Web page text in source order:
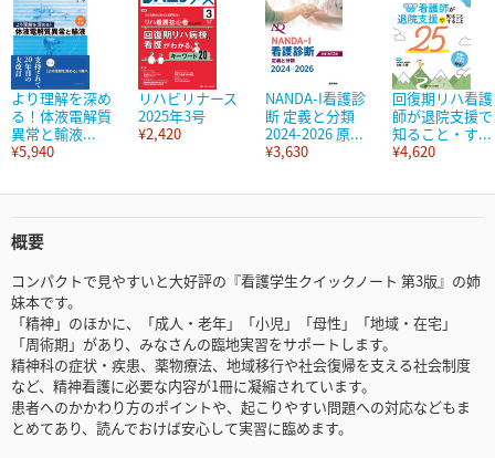
より理解を深め
る！体液電解質
異常と輸液...
¥5,940
リハビリナース
2025年3号
¥2,420
NANDA-I看護診
断 定義と分類
2024-2026 原...
¥3,630
回復期リハ看護
師が退院支援で
知ること・す...
¥4,620
概要
コンパクトで見やすいと大好評の『看護学生クイックノート 第3版』の姉
妹本です。
「精神」のほかに、「成人・老年」「小児」「母性」「地域・在宅」
「周術期」があり、みなさんの臨地実習をサポートします。
精神科の症状・疾患、薬物療法、地域移行や社会復帰を支える社会制度
など、精神看護に必要な内容が1冊に凝縮されています。
患者へのかかわり方のポイントや、起こりやすい問題への対応などもま
とめてあり、読んでおけば安心して実習に臨めます。